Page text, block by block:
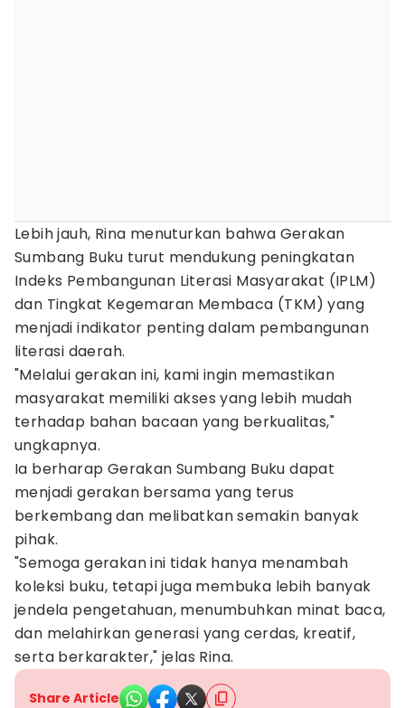
Lebih jauh, Rina menuturkan bahwa Gerakan
Sumbang Buku turut mendukung peningkatan
Indeks Pembangunan Literasi Masyarakat (IPLM)
dan Tingkat Kegemaran Membaca (TKM) yang
menjadi indikator penting dalam pembangunan
literasi daerah.
"Melalui gerakan ini, kami ingin memastikan
masyarakat memiliki akses yang lebih mudah
terhadap bahan bacaan yang berkualitas,"
ungkapnya.
Ia berharap Gerakan Sumbang Buku dapat
menjadi gerakan bersama yang terus
berkembang dan melibatkan semakin banyak
pihak.
"Semoga gerakan ini tidak hanya menambah
koleksi buku, tetapi juga membuka lebih banyak
jendela pengetahuan, menumbuhkan minat baca,
dan melahirkan generasi yang cerdas, kreatif,
serta berkarakter," jelas Rina.
Share Article